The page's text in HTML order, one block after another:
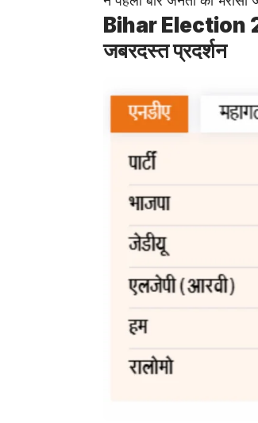
Bihar Election
जबरदस्त प्रदर्शन